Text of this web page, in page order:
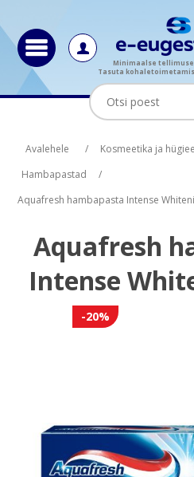
Minimaalse tellimuse
Tasuta
Avalehele / Kosmeetika ja
Hambapastad
/
Aquafresh hambapasta Intense
Aquafresh
Intense
-20%